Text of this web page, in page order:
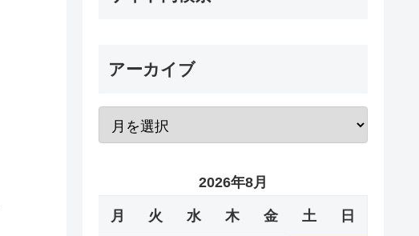
アーカイブ
2026年8月
月 火 水 木 金 土 日